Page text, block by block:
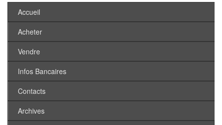
Accueil
Acheter
Vendre
Infos Bancaires
Contacts
Archives